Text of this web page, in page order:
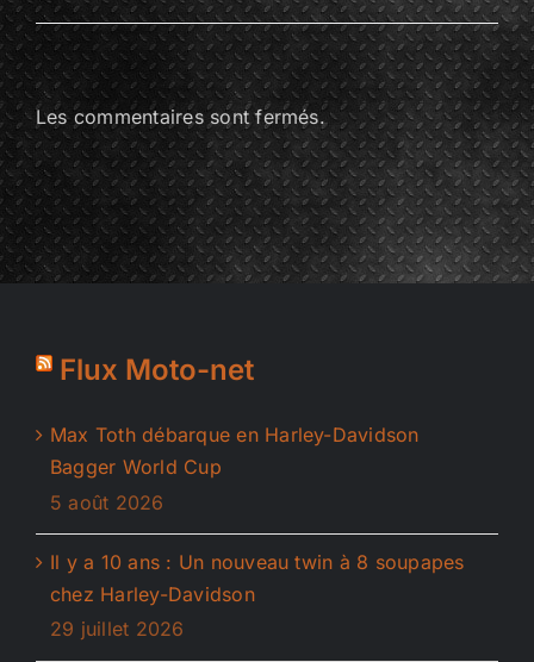
Les commentaires sont fermés.
Flux Moto-net
Max Toth débarque en Harley-Davidson
Bagger World Cup
5 août 2026
Il y a 10 ans : Un nouveau twin à 8 soupapes
chez Harley-Davidson
29 juillet 2026